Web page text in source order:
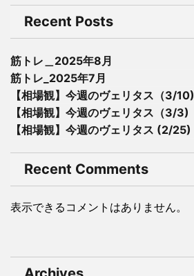
Recent Posts
筋トレ＿2025年8月
筋トレ_2025年7月
【相場観】今週のヴェリタス（3/10)
【相場観】今週のヴェリタス（3/3)
【相場観】今週のヴェリタス (2/25)
Recent Comments
表示できるコメントはありません。